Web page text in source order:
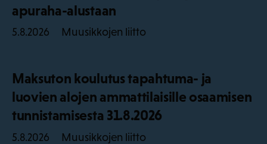
apuraha-alustaan
5.8.2026 Muusikkojen liitto
Maksuton koulutus tapahtuma- ja
luovien alojen ammattilaisille osaamisen
tunnistamisesta 31.8.2026
5.8.2026 Muusikkojen liitto